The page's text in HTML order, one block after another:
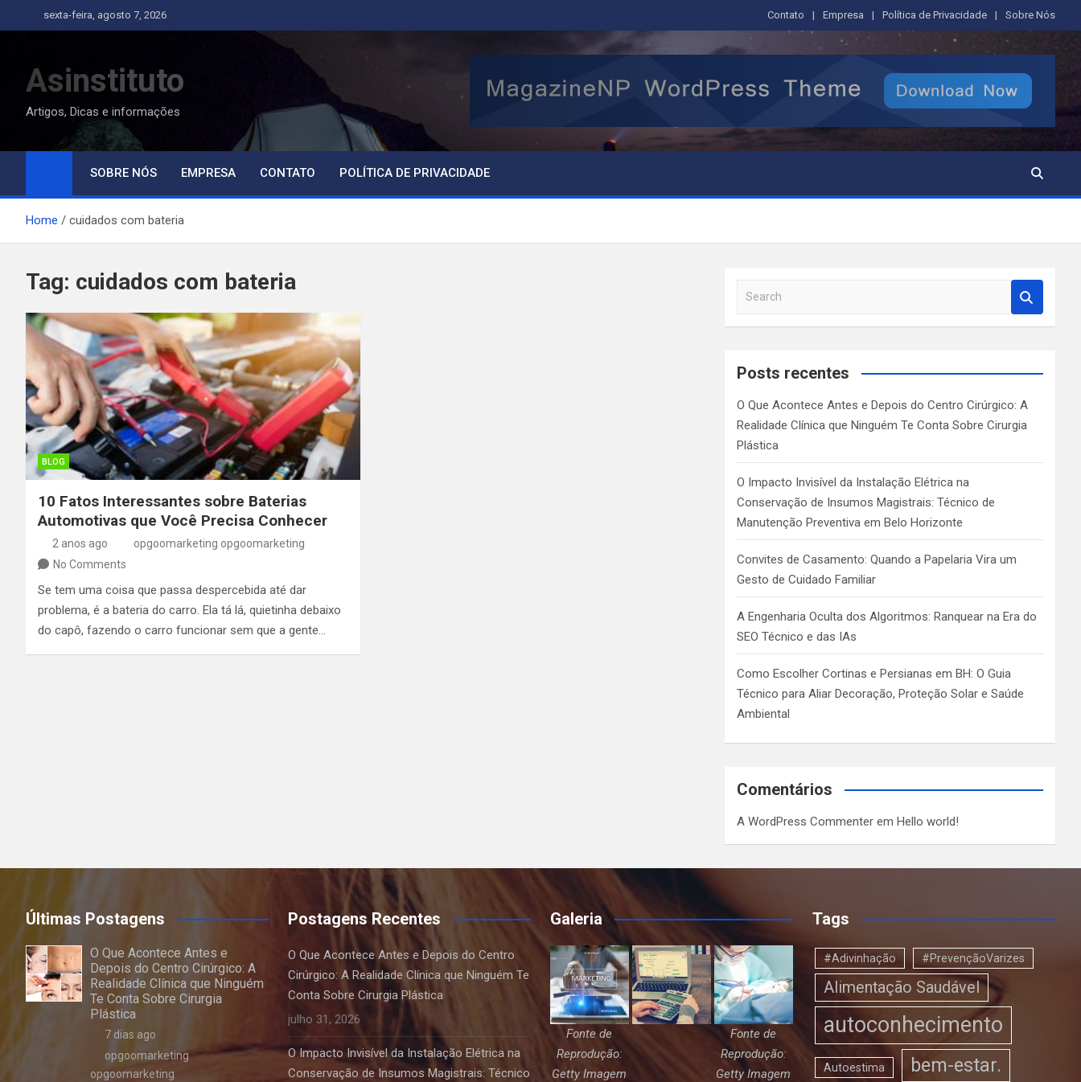
to
sexta-feira, agosto 7, 2026 Contato Empresa Política de Privacidade Sobre Nós
Asinstituto
Artigos, Dicas e informações
SOBRE NÓS EMPRESA CONTATO POLÍTICA DE PRIVACIDADE
Home cuidados com bateria
Tag: cuidados com bateria
BLOG
10 Fatos Interessantes sobre Baterias
Automotivas que Você Precisa Conhecer
2 anos ago
opgoomarketing opgoomarketing
No Comments
Se tem uma coisa que passa despercebida até dar
problema, é a bateria do carro. Ela tá lá, quietinha debaixo
do capô, fazendo o carro funcionar sem que a gente…
a
c
Posts recentes
O Que Acontece Antes e Depois do Centro Cirúrgico: A
Realidade Clínica que Ninguém Te Conta Sobre Cirurgia
Plástica
O Impacto Invisível da Instalação Elétrica na
Conservação de Insumos Magistrais: Técnico de
Manutenção Preventiva em Belo Horizonte
Convites de Casamento: Quando a Papelaria Vira um
Gesto de Cuidado Familiar
A Engenharia Oculta dos Algoritmos: Ranquear na Era do
SEO Técnico e das IAs
Como Escolher Cortinas e Persianas em BH: O Guia
Técnico para Aliar Decoração, Proteção Solar e Saúde
Ambiental
Comentários
A WordPress Commenter emHello world!
Últimas Postagens
O Que Acontece Antes e
Depois do Centro Cirúrgico: A
Realidade Clínica que Ninguém
Te Conta Sobre Cirurgia
Plástica
7 dias ago
opgoomarketing
opgoomarketing
Postagens Recentes
O Que Acontece Antes e Depois do Centro
Cirúrgico: A Realidade Clínica que Ninguém Te
Conta Sobre Cirurgia Plástica
julho 31, 2026
O Impacto Invisível da Instalação Elétrica na
Conservação de Insumos Magistrais: Técnico
Galeria
Fonte de
Reprodução:
Getty Imagem
Fonte de
Reprodução:
Getty Imagem
Tags
#Adivinhação #PrevençãoVarizes
Alimentação Saudável
autoconhecimento
Autoestima bem-estar.